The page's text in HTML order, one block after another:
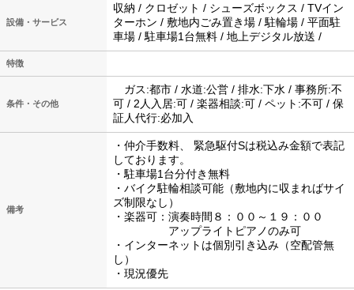
設備・サービス
収納 / クロゼット / シューズボックス / TVイン
ターホン / 敷地内ごみ置き場 / 駐輪場 / 平面駐
車場 / 駐車場1台無料 / 地上デジタル放送 /
特徴
条件・その他
ガス:都市 / 水道:公営 / 排水:下水 / 事務所:不
可 / 2人入居:可 / 楽器相談:可 / ペット:不可 / 保
証人代行:必加入
備考
・仲介手数料、 緊急駆付Sは税込み金額で表記
しております。
・駐車場1台分付き無料
・バイク駐輪相談可能（敷地内に収まればサイ
ズ制限なし）
・楽器可：演奏時間８：００～１９：００
アップライトピアノのみ可
・インターネットは個別引き込み（空配管無
し）
・現況優先